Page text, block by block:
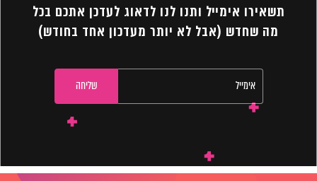
תשאירו אימייל ותנו לנו לדאוג לעדכן אתכם בכל
מה שחדש (אבל לא יותר מעדכון אחד בחודש)